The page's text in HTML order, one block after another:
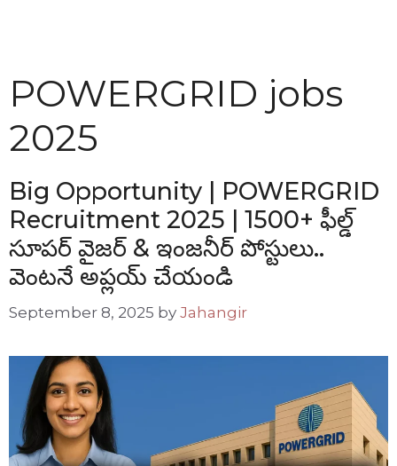
POWERGRID jobs
2025
Big Opportunity | POWERGRID
Recruitment 2025 | 1500+ ఫీల్డ్
సూపర్ వైజర్ & ఇంజనీర్ పోస్టులు..
వెంటనే అప్లయ్ చేయండి
September 8, 2025 by Jahangir